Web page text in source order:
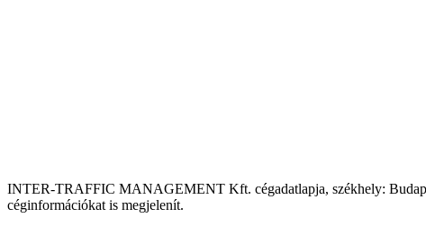
INTER-TRAFFIC MANAGEMENT Kft. cégadatlapja, székhely:
céginformációkat is megjelenít.